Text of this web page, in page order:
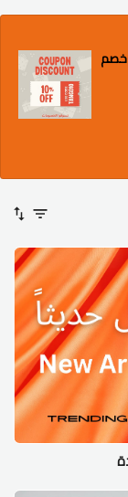
خصم